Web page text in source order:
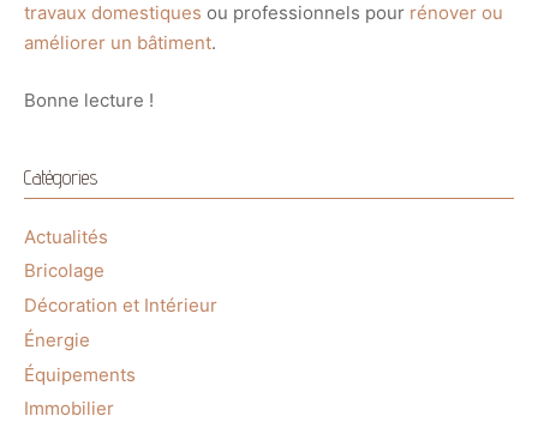
travaux domestiques ou professionnels pour rénover ou
améliorer un bâtiment.
Bonne lecture !
Catégories
Actualités
Bricolage
Décoration et Intérieur
Énergie
Équipements
Immobilier